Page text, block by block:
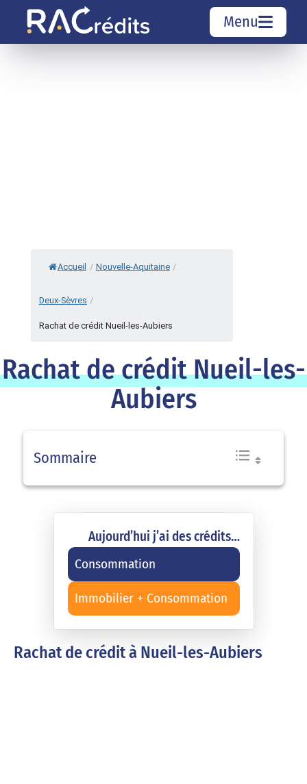
Menu
Accueil / Nouvelle-Aquitaine /
Deux-Sèvres /
Rachat de crédit Nueil-les-Aubiers
Rachat de crédit Nueil-les-
Aubiers
Sommaire
Aujourd’hui j’ai des crédits…
Consommation
Immobilier + Consommation
Rachat de crédit à Nueil-les-Aubiers